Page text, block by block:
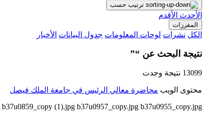
ترتيب حسب
الأحدث الأقدم
المفرزات
الكل نشرات لوحات المعلومات جدول البيانات الأخبار
نتيجة البحث عن “”
13099 نتيجة وجدت
محتوى الويب محاضرة معالي الرئيس في جامعة الملك فيصل
(1).jpg b37u0957_copy.jpg b37u0955_copy.jpg